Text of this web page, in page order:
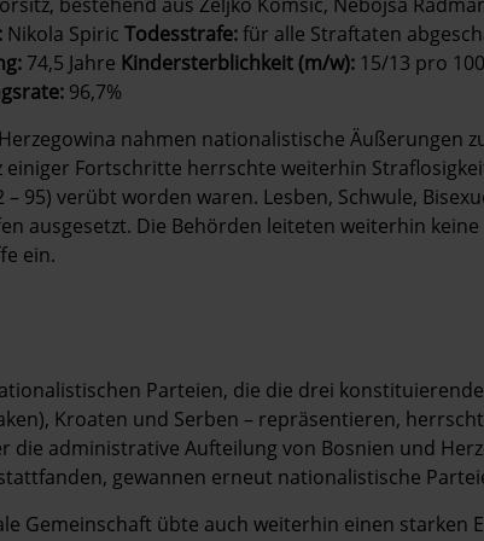
Nikola Spiric Todesstrafe:für alle Straftaten
74,5 Jahre Kindersterblichkeit (m/w): 15/13 pro
96,7%
nahmen nationalistische Äußerungen
einiger Fortschritte herrschte weiterhin
– 95) verübt worden waren. Lesben, Schwule,
ausgesetzt. Die Behörden leiteten weiterhin
ein.
Parteien, die die drei
Kroaten und Serben – repräsentieren,
die administrative Aufteilung von Bosnien und
gewannen erneut nationalistische
Gemeinschaft übte auch weiterhin einen starken